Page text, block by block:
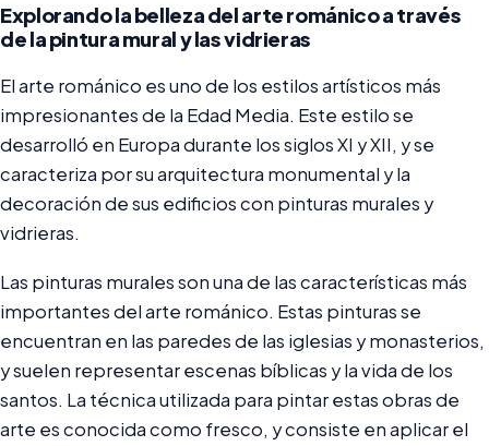
Explorando la belleza del arte románico a través
de la pintura mural y las vidrieras
El arte románico es uno de los estilos artísticos más
impresionantes de la Edad Media. Este estilo se
desarrolló en Europa durante los siglos XI y XII, y se
caracteriza por su arquitectura monumental y la
decoración de sus edificios con pinturas murales y
vidrieras.
Las pinturas murales son una de las características más
importantes del arte románico. Estas pinturas se
encuentran en las paredes de las iglesias y monasterios,
y suelen representar escenas bíblicas y la vida de los
santos. La técnica utilizada para pintar estas obras de
arte es conocida como fresco, y consiste en aplicar el